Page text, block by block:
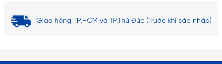
Giao hàng TP.HCM và TP.Thủ Đức (Trước khi sáp nhập)